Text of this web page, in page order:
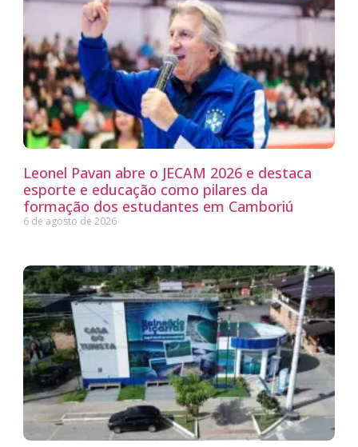
Leonel Pavan abre o JECAM 2026 e destaca
esporte e educação como pilares da
formação dos estudantes em Camboriú
6 de agosto de 2026